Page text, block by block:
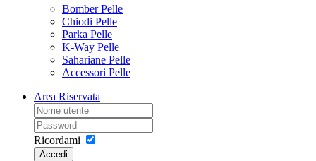
Bomber Pelle
Chiodi Pelle
Parka Pelle
K-Way Pelle
Sahariane Pelle
Accessori Pelle
Area Riservata
Ricordami
Accedi